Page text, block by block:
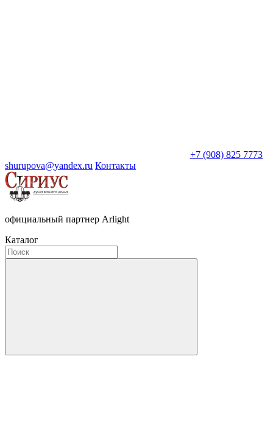
+7 (908) 825 7773
shurupova@yandex.ru Контакты
официальный партнер Arlight
Каталог